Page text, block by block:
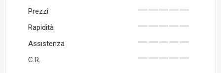
Prezzi
Rapidità
Assistenza
C.R.